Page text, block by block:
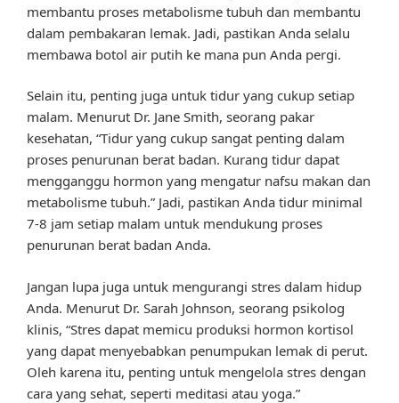
membantu proses metabolisme tubuh dan membantu
dalam pembakaran lemak. Jadi, pastikan Anda selalu
membawa botol air putih ke mana pun Anda pergi.
Selain itu, penting juga untuk tidur yang cukup setiap
malam. Menurut Dr. Jane Smith, seorang pakar
kesehatan, “Tidur yang cukup sangat penting dalam
proses penurunan berat badan. Kurang tidur dapat
mengganggu hormon yang mengatur nafsu makan dan
metabolisme tubuh.” Jadi, pastikan Anda tidur minimal
7-8 jam setiap malam untuk mendukung proses
penurunan berat badan Anda.
Jangan lupa juga untuk mengurangi stres dalam hidup
Anda. Menurut Dr. Sarah Johnson, seorang psikolog
klinis, “Stres dapat memicu produksi hormon kortisol
yang dapat menyebabkan penumpukan lemak di perut.
Oleh karena itu, penting untuk mengelola stres dengan
cara yang sehat, seperti meditasi atau yoga.”